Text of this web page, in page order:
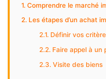
Comprendre le marché
Les étapes d’un achat
Définir vos
Faire appel à un
Visite des biens